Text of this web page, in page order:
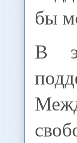
бы
В